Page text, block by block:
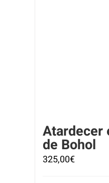
Atardecer
de Bohol
325,00€